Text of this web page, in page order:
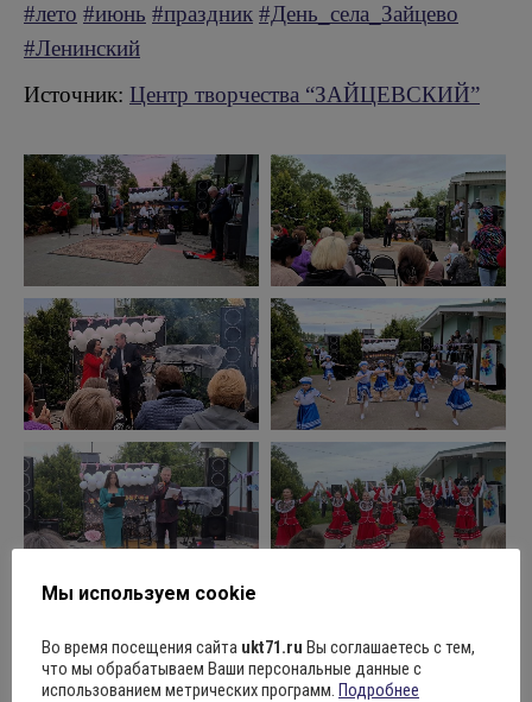
#лето #июнь #праздник #День_села_Зайцево
#Ленинский
Источник: Центр творчества “ЗАЙЦЕВСКИЙ”
Мы используем cookie
Во время посещения сайта ukt71.ru Вы соглашаетесь с тем,
что мы обрабатываем Ваши персональные данные с
использованием метрических программ. Подробнее